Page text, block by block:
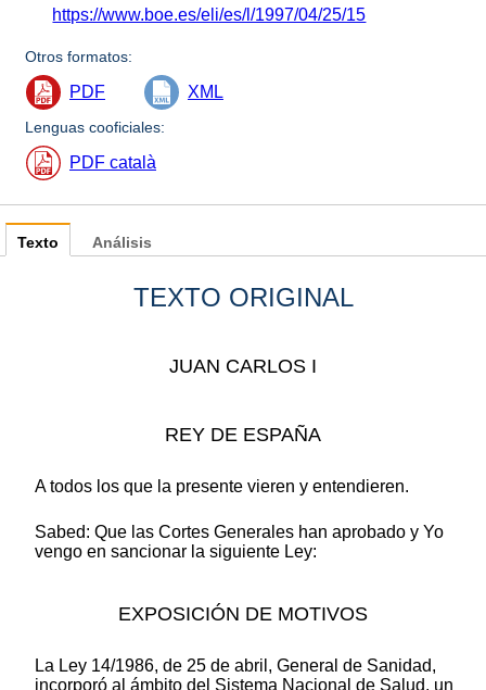
https://www.boe.es/eli/es/l/1997/04/25/15
Otros formatos:
PDF XML
Lenguas cooficiales:
PDF català
Texto
TEXTO ORIGINAL
JUAN CARLOS I
REY DE ESPAÑA
A todos los que la presente vieren y entendieren.
Sabed: Que las Cortes Generales han aprobado y Yo
vengo en sancionar la siguiente Ley:
EXPOSICIÓN DE MOTIVOS
La Ley 14/1986, de 25 de abril, General de Sanidad,
incorporó al ámbito del Sistema Nacional de Salud, un
Análisis